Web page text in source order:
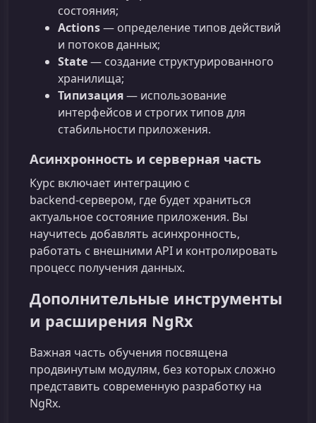
состояния;
Actions— определение типов действий
и потоков данных;
State— создание структурированного
хранилища;
Типизация— использование
интерфейсов и строгих типов для
стабильности приложения.
Асинхронность и серверная часть
Курс включает интеграцию с
backend‑сервером, где будет храниться
актуальное состояние приложения. Вы
научитесь добавлять асинхронность,
работать с внешними API и контролировать
процесс получения данных.
Дополнительные инструменты
и расширения NgRx
Важная часть обучения посвящена
продвинутым модулям, без которых сложно
представить современную разработку на
NgRx.